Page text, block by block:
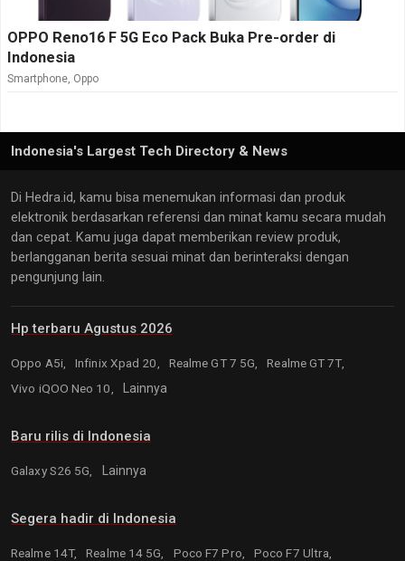
OPPO Reno16 F 5G Eco Pack Buka Pre-order di
Indonesia
Smartphone Oppo
Indonesia's Largest Tech Directory & News
Di Hedra.id, kamu bisa menemukan informasi dan produk
elektronik berdasarkan referensi dan minat kamu secara mudah
dan cepat. Kamu juga dapat memberikan review produk,
berlangganan berita sesuai minat dan berinteraksi dengan
pengunjung lain.
Hp terbaru Agustus 2026
Oppo A5i, Infinix Xpad 20, Realme GT 7 5G,
Realme GT 7T,
Vivo iQOO Neo 10,
Lainnya
Baru rilis di Indonesia
Galaxy S26 5G, Lainnya
Segera hadir di Indonesia
Realme 14T, Realme 14 5G, Poco F7 Pro,
Poco F7 Ultra,